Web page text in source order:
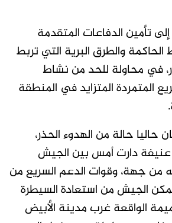
تأمين الدفاعات المتقدمة
الحاكمة والطرق البرية التي تربط
في محاولة للحد من نشاط
المتمردة المتزايد في المنطقة
حالة من الهدوء الحذر،
دارت أمس بين الجيش
من جهة، وقوات الدعم السريع من
الجيش من استعادة السيطرة
الواقعة غرب مدينة الأبيض